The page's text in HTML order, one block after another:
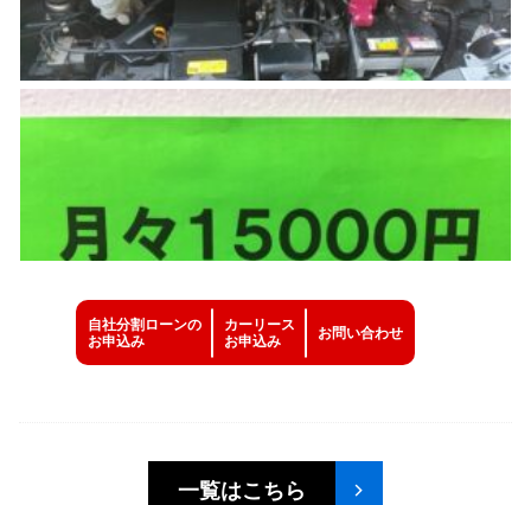
自社分割ローンの
お申込み
カーリース
お申込み
お問い合わせ
一覧はこちら